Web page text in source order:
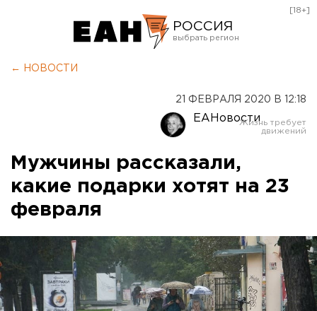
РОССИЯ
Оренбург
[18+]
← НОВОСТИ
21 ФЕВРАЛЯ 2020 В 12:18
ЕАНовости
Мужчины рассказали,
какие подарки хотят на 23
февраля